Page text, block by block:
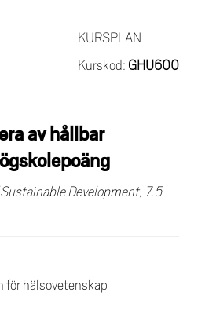
KURSPLAN
Kurskod: GHU600
av hållbar
Development, 7.5
hälsovetenskap